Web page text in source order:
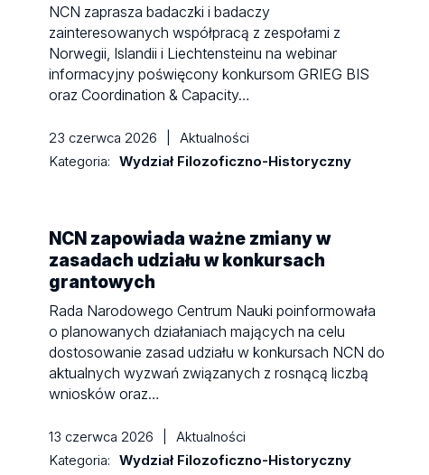
NCN zaprasza badaczki i badaczy
zainteresowanych współpracą z zespołami z
Norwegii, Islandii i Liechtensteinu na webinar
informacyjny poświęcony konkursom GRIEG BIS
oraz Coordination & Capacity…
23 czerwca 2026
Aktualności
Kategoria: Wydział Filozoficzno-Historyczny
NCN zapowiada ważne zmiany w
zasadach udziału w konkursach
grantowych
Rada Narodowego Centrum Nauki poinformowała
o planowanych działaniach mających na celu
dostosowanie zasad udziału w konkursach NCN do
aktualnych wyzwań związanych z rosnącą liczbą
wniosków oraz…
13 czerwca 2026
Aktualności
Kategoria: Wydział Filozoficzno-Historyczny